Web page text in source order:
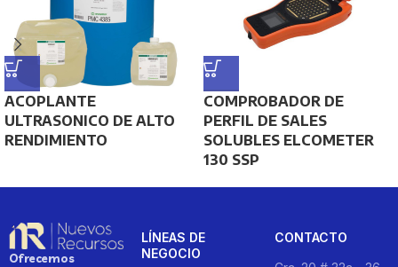
ACOPLANTE
ULTRASONICO DE ALTO
RENDIMIENTO
COMPROBADOR DE
PERFIL DE SALES
SOLUBLES ELCOMETER
130 SSP
Ofrecemos
LÍNEAS DE
NEGOCIO
CONTACTO